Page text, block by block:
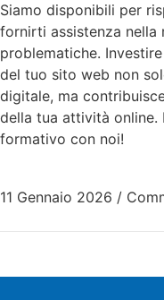
Siamo disponibili per
fornirti assistenza nella
problematiche.
del tuo sito web non
digitale, ma
della tua attività online.
formativo con noi!
11 Gennaio 2026 /